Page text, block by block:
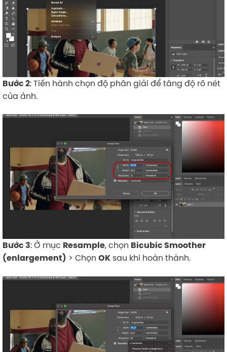
Bước 2: Tiến hành chọn độ phân giải để tăng độ rõ nét
của ảnh.
Bước 3: Ở mục Resample, chọn Bicubic Smoother
(enlargement) > Chọn OK sau khi hoàn thành.